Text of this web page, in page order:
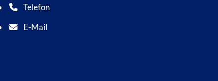
Telefon
Telefonnummer: 0 5 6 2 1 7 0 1 0
E-Mail
E-Mail Adresse: info@bad-wildungen.de